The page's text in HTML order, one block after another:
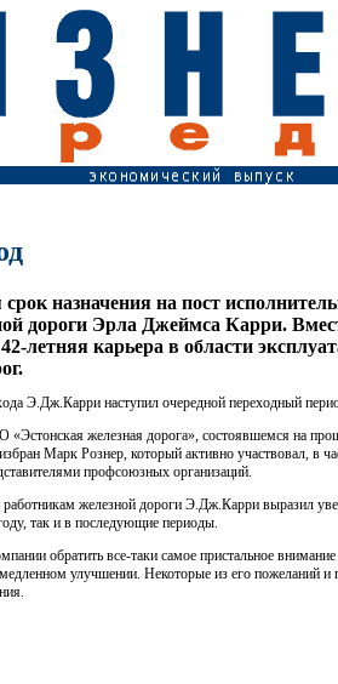
назначения на пост
дороги Эрла Джеймса Карри.
летняя карьера в области
Э.Дж.Карри наступил очередной переходный
«Эстонская железная дорога», состоявшемся на
Марк Рознер, который активно участвовал, в
профсоюзных организаций.
железной дороги Э.Дж.Карри выразил
так и в последующие периоды.
обратить все-таки самое пристальное
улучшении. Некоторые из его пожеланий и